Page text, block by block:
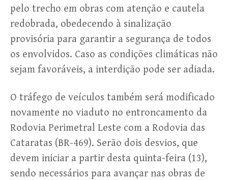
pelo trecho em obras com atenção e cautela
redobrada, obedecendo à sinalização
provisória para garantir a segurança de todos
os envolvidos. Caso as condições climáticas não
sejam favoráveis, a interdição pode ser adiada.
O tráfego de veículos também será modificado
novamente no viaduto no entroncamento da
Rodovia Perimetral Leste com a Rodovia das
Cataratas (BR-469). Serão dois desvios, que
devem iniciar a partir desta quinta-feira (13),
sendo necessários para avançar nas obras de